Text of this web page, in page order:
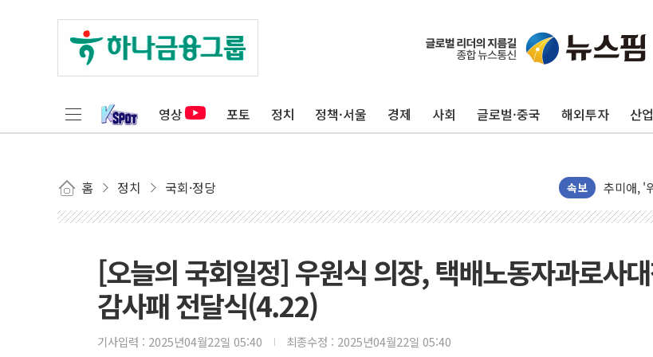
영상 포토 정치 정책·서울 경제 사회 글로벌·중국 해외투자 산업
홈 정치 국회·정당 속보
李대통령
추미애, '
인천 선
'화합'
李대통령
[오늘의 국회일정] 우원식 의장, 택배노동자과로사
감사패 전달식(4.22)
기사입력 : 2025년04월22일 05:40 최종수정 : 2025년04월22일 05:40